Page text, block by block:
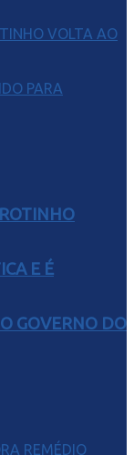
E É
GOVERNO DO